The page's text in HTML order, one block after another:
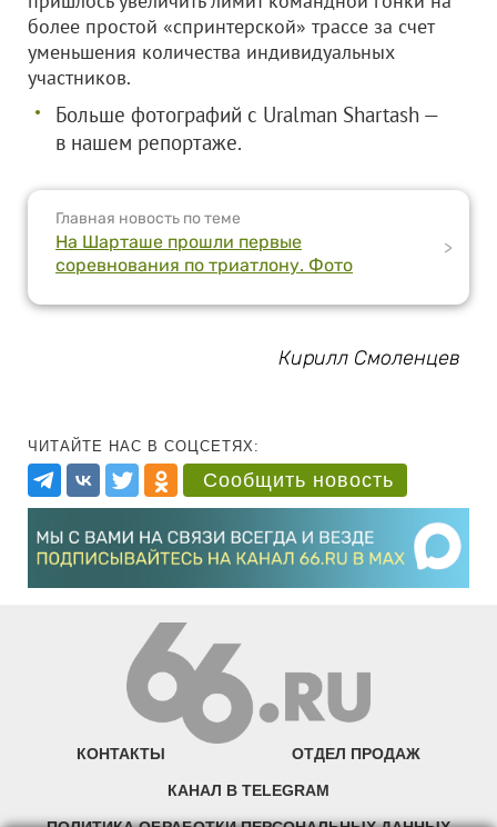
более простой «спринтерской» трассе за счет
уменьшения количества индивидуальных
участников.
Больше фотографий с Uralman Shartash —
в нашем репортаже.
Главная новость по теме
На Шарташе прошли первые
соревнования по триатлону. Фото
>
Кирилл Смоленцев
ЧИТАЙТЕ НАС В СОЦСЕТЯХ:
Сообщить новость
КОНТАКТЫ ОТДЕЛ ПРОДАЖ
КАНАЛ В TELEGRAM